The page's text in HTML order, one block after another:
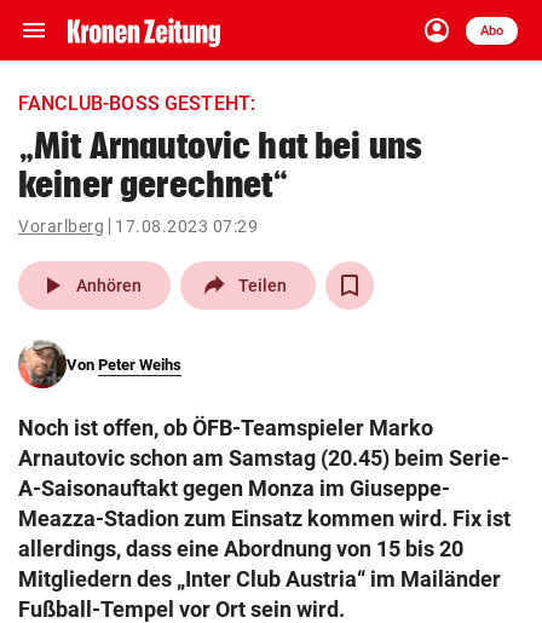
menu Navigation
ein-/ausklappen
account_circle
Anmelden
Abo
close Schließen
account_circle Anmelden
pin_drop
Wien arrow_right
search
eingeben
© Krone Multimedia GmbH & Co KG 2026
Muthgasse 2, 1190 Wien
FANCLUB-BOSS GESTEHT:
„Mit Arnautovic hat bei uns
keiner gerechnet“
Vorarlberg 17.08.2023 07:29
play_arrow Anhören Teilen
Von Peter Weihs
Noch ist offen, ob ÖFB-Teamspieler Marko
Arnautovic schon am Samstag (20.45) beim Serie-
A-Saisonauftakt gegen Monza im Giuseppe-
Meazza-Stadion zum Einsatz kommen wird. Fix ist
allerdings, dass eine Abordnung von 15 bis 20
Mitgliedern des „Inter Club Austria“ im Mailänder
Fußball-Tempel vor Ort sein wird.